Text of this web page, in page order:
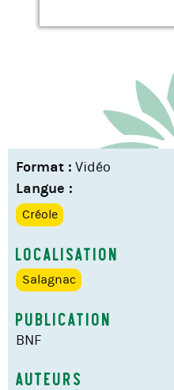
Format : Vidéo
Langue :
Créole
Localisation
Salagnac
Publication
BNF
Auteurs